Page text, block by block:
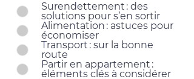
Surendettement : des
solutions pour s’en sortir
Alimentation : astuces pour
économiser
Transport : sur la bonne
route
Partir en appartement :
éléments clés à considérer